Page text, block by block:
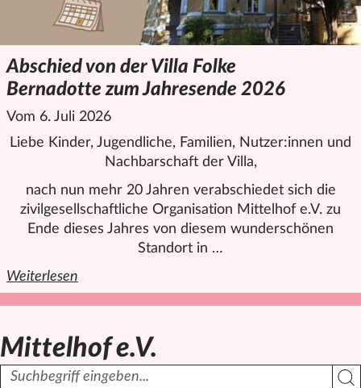
Abschied von der Villa Folke
Bernadotte zum Jahresende 2026
Vom 6. Juli 2026
Liebe Kinder, Jugendliche, Familien, Nutzer:innen und
Nachbarschaft der Villa,
nach nun mehr 20 Jahren verabschiedet sich die
zivilgesellschaftliche Organisation Mittelhof e.V. zu
Ende dieses Jahres von diesem wunderschönen
Standort in …
Weiterlesen
den ganzen Artikel "Abschied von der Villa Folke
Mittelhof e.V.
Suchbegriff